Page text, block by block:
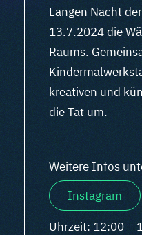
Langen Nacht
13.7.2024 die
Raums.
kreativen und
die Tat um.
Weitere Infos
Instagram
Uhrzeit: 12:00 –